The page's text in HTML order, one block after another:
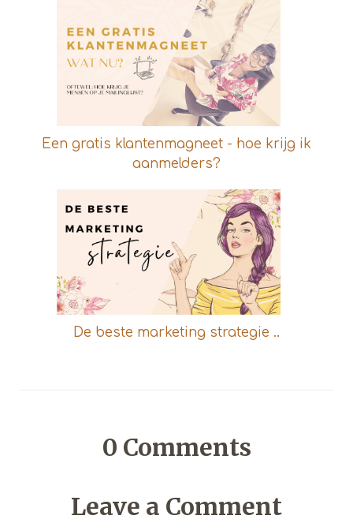
Een gratis klantenmagneet - hoe krijg ik
aanmelders?
De beste marketing strategie ..
0 Comments
Leave a Comment